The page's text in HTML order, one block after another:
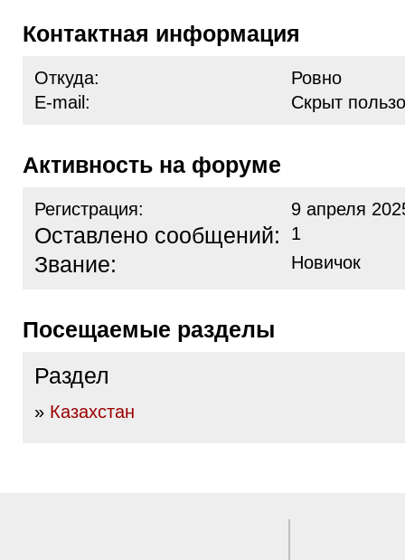
Контактная информация
Откуда:
Ровно
E-mail:
Скрыт
Активность на форуме
Регистрация: 9 апреля
Оставлено сообщений: 1
Звание: Новичок
Посещаемые разделы
Раздел
» Казахстан